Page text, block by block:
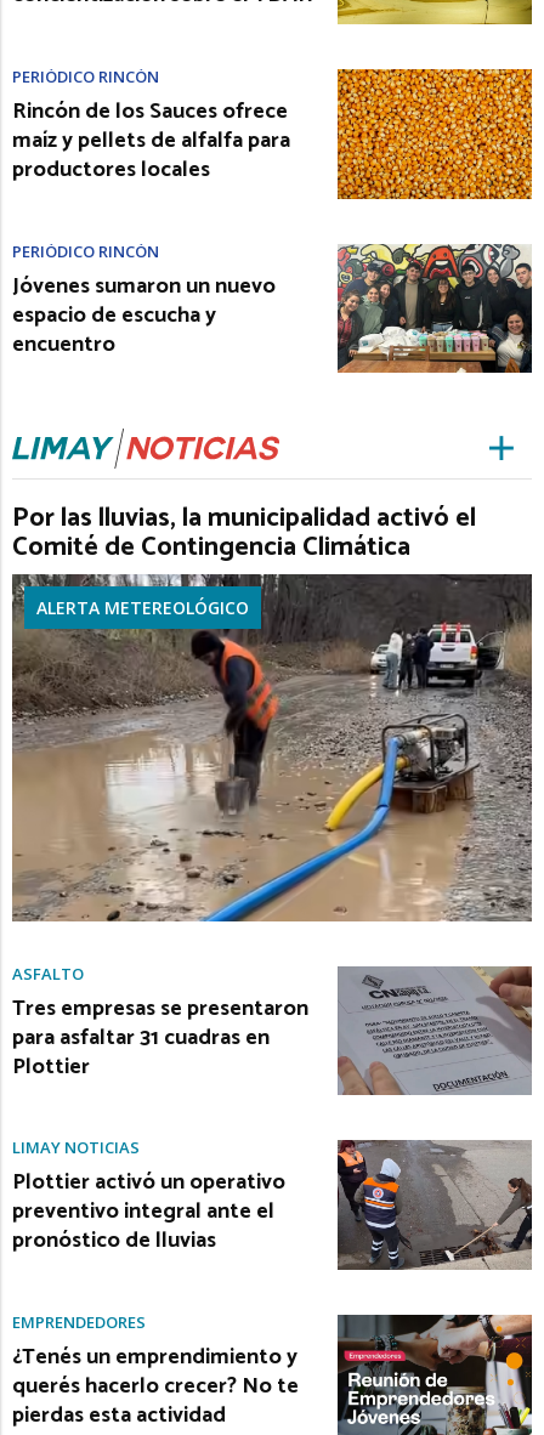
PERIÓDICO RINCÓN
Rincón de los Sauces ofrece
maíz y pellets de alfalfa para
productores locales
PERIÓDICO RINCÓN
Jóvenes sumaron un nuevo
espacio de escucha y
encuentro
Por las lluvias, la municipalidad activó el
Comité de Contingencia Climática
ALERTA METEREOLÓGICO
ASFALTO
Tres empresas se presentaron
para asfaltar 31 cuadras en
Plottier
LIMAY NOTICIAS
Plottier activó un operativo
preventivo integral ante el
pronóstico de lluvias
EMPRENDEDORES
¿Tenés un emprendimiento y
querés hacerlo crecer? No te
pierdas esta actividad